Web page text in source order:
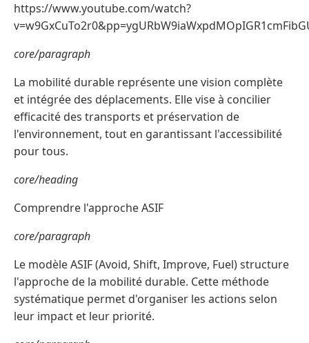
https://www.youtube.com/watch?
core/paragraph
La mobilité durable représente une vision complète
et intégrée des déplacements. Elle vise à concilier
efficacité des transports et préservation de
l'environnement, tout en garantissant l'accessibilité
pour tous.
core/heading
Comprendre l'approche ASIF
core/paragraph
Le modèle ASIF (Avoid, Shift, Improve, Fuel) structure
l'approche de la mobilité durable. Cette méthode
systématique permet d'organiser les actions selon
leur impact et leur priorité.